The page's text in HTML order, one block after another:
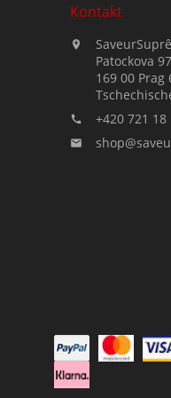
Kontakt

Patockova
169 00 Prag
 +420 721 18
